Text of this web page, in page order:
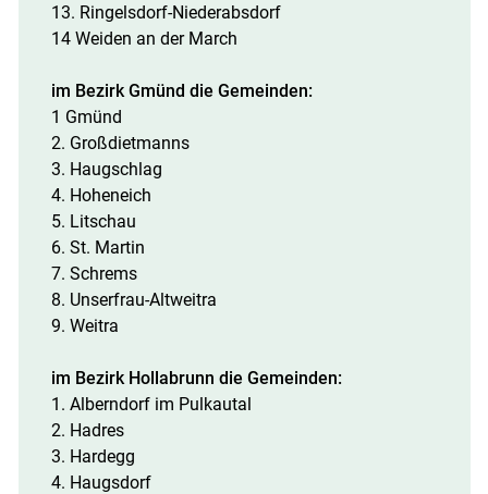
13. Ringelsdorf-Niederabsdorf
14 Weiden an der March
im Bezirk Gmünd die Gemeinden:
1 Gmünd
2. Großdietmanns
3. Haugschlag
4. Hoheneich
5. Litschau
6. St. Martin
7. Schrems
8. Unserfrau-Altweitra
9. Weitra
im Bezirk Hollabrunn die Gemeinden:
1. Alberndorf im Pulkautal
2. Hadres
3. Hardegg
4. Haugsdorf